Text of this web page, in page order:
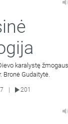
karalystę
Bronė Gudaitytė.
201